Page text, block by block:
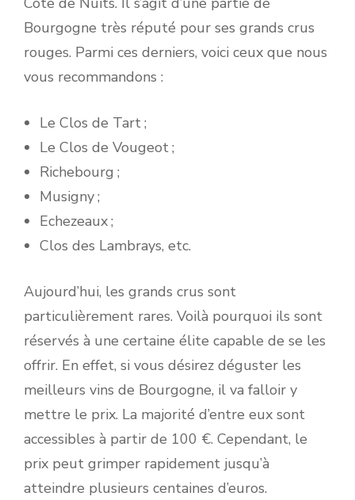
Bourgogne très réputé pour ses grands crus
rouges. Parmi ces derniers, voici ceux que nous
vous recommandons :
Le Clos de Tart ;
Le Clos de Vougeot ;
Richebourg ;
Musigny ;
Echezeaux ;
Clos des Lambrays, etc.
Aujourd’hui, les grands crus sont
particulièrement rares. Voilà pourquoi ils sont
réservés à une certaine élite capable de se les
offrir. En effet, si vous désirez déguster les
meilleurs vins de Bourgogne, il va falloir y
mettre le prix. La majorité d’entre eux sont
accessibles à partir de 100 €. Cependant, le
prix peut grimper rapidement jusqu’à
atteindre plusieurs centaines d’euros.